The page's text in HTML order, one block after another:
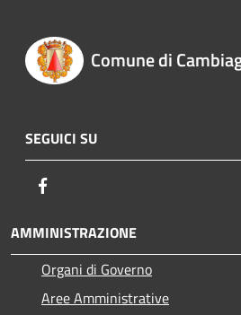
Comune di
SEGUICI SU
AMMINISTRAZIONE
Organi di Governo
Aree Amministrative